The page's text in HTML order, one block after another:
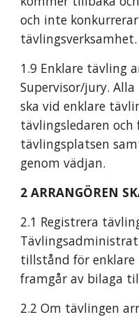
och inte
tävlingsverksamhet.
1.9 Enklare tävling
Supervisor/jury.
ska vid enklare
tävlingsledaren och
tävlingsplatsen
genom vädjan.
2 ARRANGÖREN
2.1 Registrera
tillstånd för enklare
framgår av bilaga
2.2 Om tävlingen